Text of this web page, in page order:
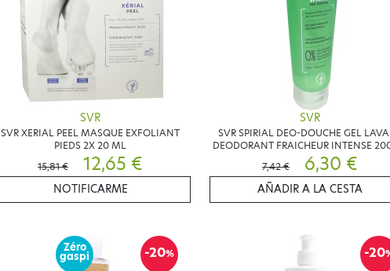
SVR
SVR XERIAL PEEL MASQUE EXFOLIANT
PIEDS 2X 20 ML
15,81 €
12,65 €
NOTIFICARME
SVR
SVR SPIRIAL DEO-DOUCHE GEL
DEODORANT FRAICHEUR INTENSE
7,42 €
6,30 €
AÑADIR A LA CESTA
-20%
Zéro
gaspi -20